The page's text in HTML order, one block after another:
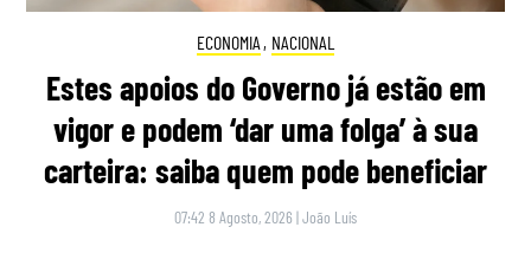
ECONOMIA , NACIONAL
Estes apoios do Governo já estão em
vigor e podem ‘dar uma folga’ à sua
carteira: saiba quem pode beneficiar
07:42 8 Agosto, 2026 |João Luís